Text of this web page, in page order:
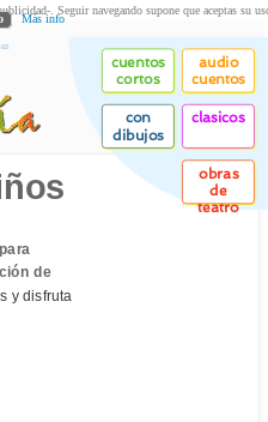
cuentos
cortos
audio
cuentos
con
dibujos
clasicos
obras
de
teatro
de
y disfruta
. Seguir navegando supone que aceptas su
Más info